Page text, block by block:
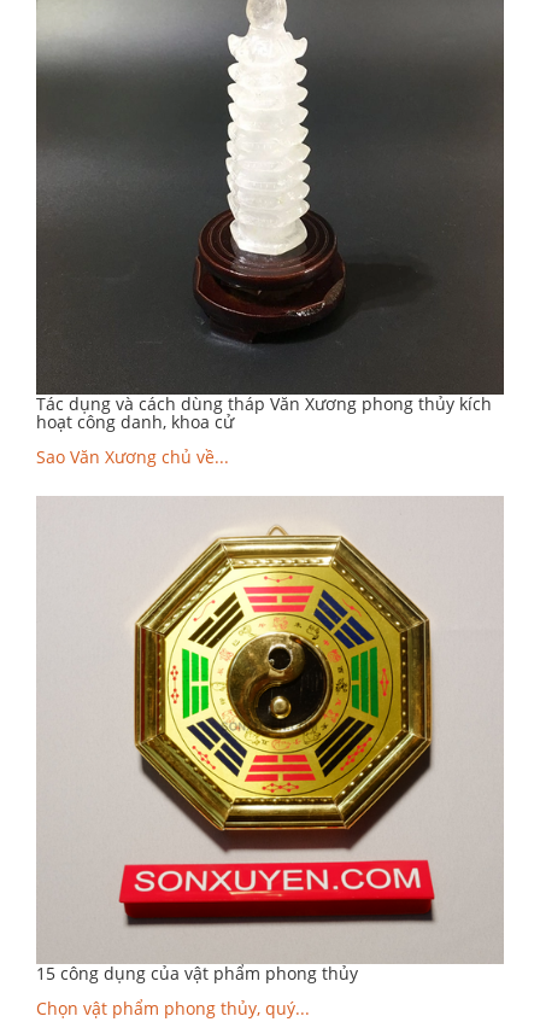
Tác dụng và cách dùng tháp Văn Xương phong thủy kích
hoạt công danh, khoa cử
Sao Văn Xương chủ về...
15 công dụng của vật phẩm phong thủy
Chọn vật phẩm phong thủy, quý...